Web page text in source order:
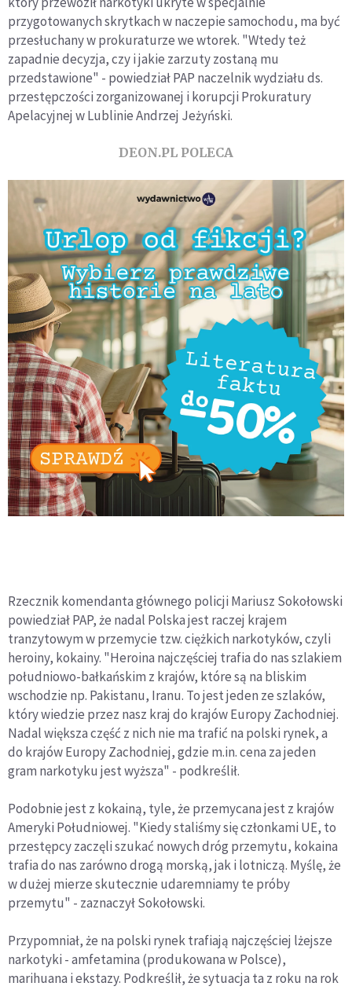
przygotowanych skrytkach w naczepie samochodu, ma być
przesłuchany w prokuraturze we wtorek. "Wtedy też
zapadnie decyzja, czy i jakie zarzuty zostaną mu
przedstawione" - powiedział PAP naczelnik wydziału ds.
przestępczości zorganizowanej i korupcji Prokuratury
Apelacyjnej w Lublinie Andrzej Jeżyński.
DEON.PL POLECA
Rzecznik komendanta głównego policji Mariusz Sokołowski
powiedział PAP, że nadal Polska jest raczej krajem
tranzytowym w przemycie tzw. ciężkich narkotyków, czyli
heroiny, kokainy. "Heroina najczęściej trafia do nas szlakiem
południowo-bałkańskim z krajów, które są na bliskim
wschodzie np. Pakistanu, Iranu. To jest jeden ze szlaków,
który wiedzie przez nasz kraj do krajów Europy Zachodniej.
Nadal większa część z nich nie ma trafić na polski rynek, a
do krajów Europy Zachodniej, gdzie m.in. cena za jeden
gram narkotyku jest wyższa" - podkreślił.
Podobnie jest z kokainą, tyle, że przemycana jest z krajów
Ameryki Południowej. "Kiedy staliśmy się członkami UE, to
przestępcy zaczęli szukać nowych dróg przemytu, kokaina
trafia do nas zarówno drogą morską, jak i lotniczą. Myślę, że
w dużej mierze skutecznie udaremniamy te próby
przemytu" - zaznaczył Sokołowski.
Przypomniał, że na polski rynek trafiają najczęściej lżejsze
narkotyki - amfetamina (produkowana w Polsce),
marihuana i ekstazy. Podkreślił, że sytuacja ta z roku na rok